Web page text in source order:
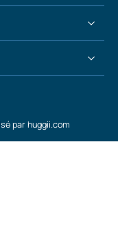
par huggii.com